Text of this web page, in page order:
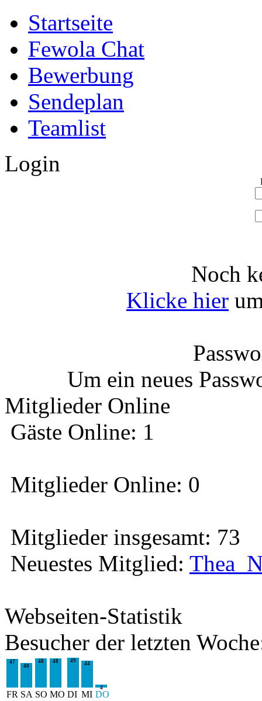
Startseite
Fewola Chat
Bewerbung
Sendeplan
Teamlist
Login
Noch
Klicke hier
Um ein neues
Mitglieder Online
Gäste Online: 1
Mitglieder Online: 0
Mitglieder insgesamt: 73
Neuestes Mitglied:
Webseiten-Statistik
Besucher der letzten
47
40
48 48 49 44
4
FR SA SO MO DI MI DO